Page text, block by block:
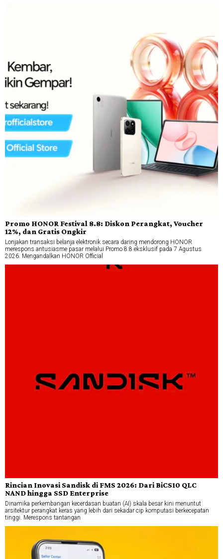
Promo HONOR Festival 8.8: Diskon Perangkat, Voucher
12%, dan Gratis Ongkir
Lonjakan transaksi belanja elektronik secara daring mendorong HONOR
merespons antusiasme pasar melalui Promo 8.8 eksklusif pada 7 Agustus
2026. Mengandalkan HONOR Official
Rincian Inovasi Sandisk di FMS 2026: Dari BiCS10 QLC
NAND hingga SSD Enterprise
Dinamika perkembangan kecerdasan buatan (AI) skala besar kini menuntut
arsitektur perangkat keras yang lebih dari sekadar cip komputasi berkecepatan
tinggi. Merespons tantangan